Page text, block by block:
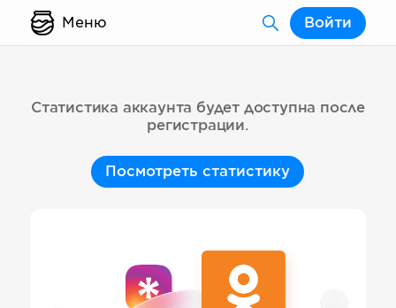
Меню Войти
Статистика аккаунта будет доступна после
регистрации.
Посмотреть статистику